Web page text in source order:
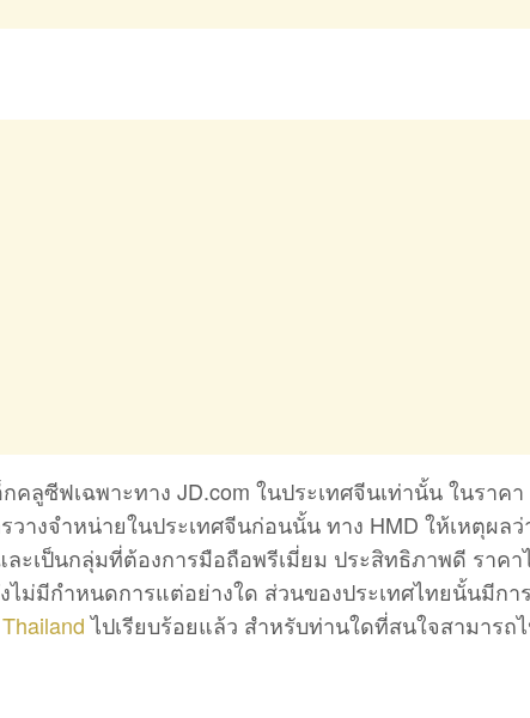
ลูซีฟเฉพาะทาง JD.com ในประเทศจีนเท่านั้น ในราคา
างจำหน่ายในประเทศจีนก่อนนั้น ทาง HMD ให้เหตุผลว่
เป็นกลุ่มที่ต้องการมือถือพรีเมี่ยม ประสิทธิภาพดี ราคา
ม่มีกำหนดการแต่อย่างใด ส่วนของประเทศไทยนั้นมีการ
ไปเรียบร้อยแล้ว สำหรับท่านใดที่สนใจสามารถ